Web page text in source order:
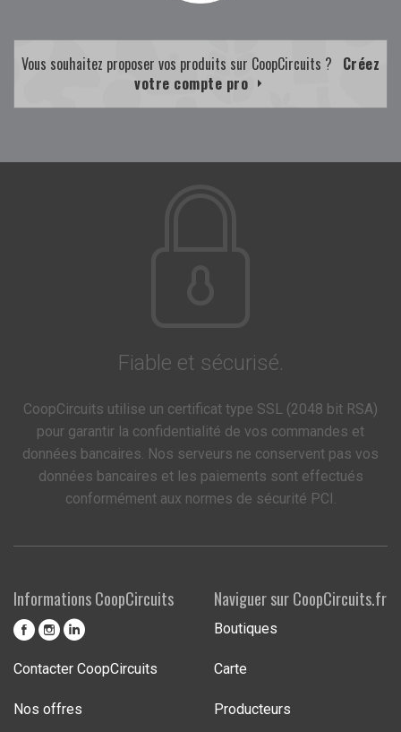
Vous souhaitez proposer vos produits sur CoopCircuits ? Créez
votre compte pro
Fiable et sécurisé.
CoopCircuits utilise un certificat type SSL (2048 bit RSA)
pour garantir la confidentialité de vos commandes et
données bancaires. Nos serveurs ne conservent pas vos
données bancaires et les paiements sont effectués
conformément aux normes de sécurité PCI.
Informations CoopCircuits
Contacter CoopCircuits
Nos offres
Naviguer sur CoopCircuits.fr
Boutiques
Carte
Producteurs